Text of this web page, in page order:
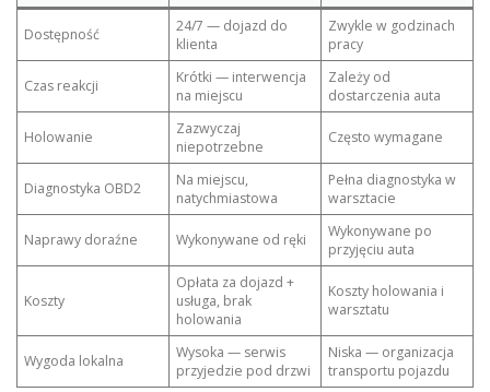
Dostępność
24/7 — dojazd do
klienta
Zwykle w godzinach
pracy
Czas reakcji
Krótki — interwencja
na miejscu
Zależy od
dostarczenia auta
Holowanie
Zazwyczaj
niepotrzebne
Często wymagane
Diagnostyka OBD2
Na miejscu,
natychmiastowa
Pełna diagnostyka w
warsztacie
Naprawy doraźne Wykonywane od ręki
Wykonywane po
przyjęciu auta
Koszty
Opłata za dojazd +
usługa, brak
holowania
Koszty holowania i
warsztatu
Wygoda lokalna
Wysoka — serwis
przyjedzie pod drzwi
Niska — organizacja
transportu pojazdu